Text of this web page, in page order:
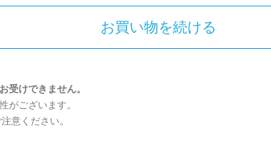
受けできません。
がございます。
意ください。